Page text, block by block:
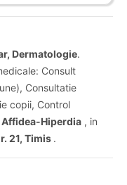
Dermatologie.
Consult
Consultatie
copii, Control
Affidea-Hiperdia , in
21, Timis .